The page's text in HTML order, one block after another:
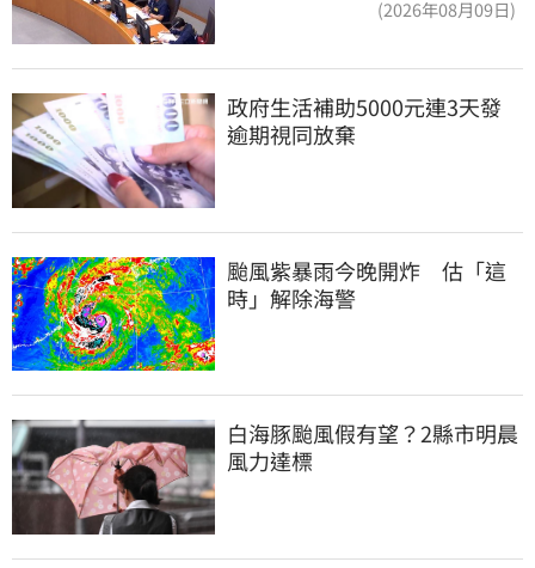
(2026年08月09日)
政府生活補助5000元連3天發
逾期視同放棄
颱風紫暴雨今晚開炸　估「這
時」解除海警
白海豚颱風假有望？2縣市明晨
風力達標